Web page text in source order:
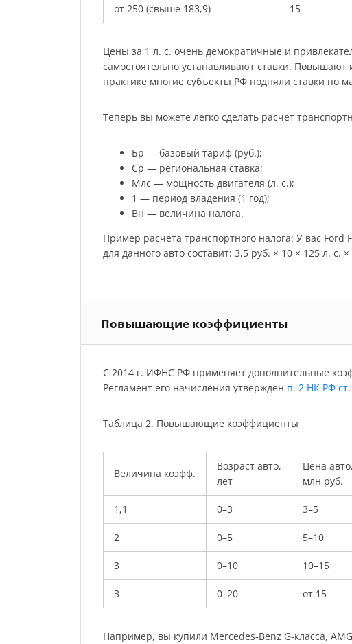
от 250 (свыше 183,9) 15
Цены за 1 л. с. очень демократичные и
самостоятельно устанавливают ставки.
практике многие субъекты РФ подняли ставки по
Теперь вы можете легко сделать расчет
Бр — базовый тариф (руб.);
Ср — региональная ставка;
Млс — мощность двигателя (л. с.);
1 — период владения (1 год);
Вн — величина налога.
Пример расчета транспортного налога: У вас Ford
для данного авто составит: 3,5 руб. × 10 × 125 л. с.
Повышающие коэффициенты
С 2014 г. ИФНС РФ применяет дополнительные
Регламент его начисления утвержден п. 2 НК РФ
Таблица 2. Повышающие коэффициенты
Величина коэфф.
Возраст авто,
лет
Цена авто,
млн руб.
1,1 0–3 3–5
2 0–5 5–10
3 0–10 10–15
3 0–20 от 15
Например, вы купили Mercedes-Benz G-класса,